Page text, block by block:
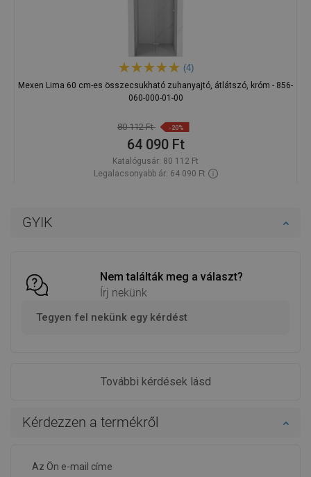
GYIK
Nem találták meg a választ?
Írj nekünk
Tegyen fel nekünk egy kérdést
További kérdések lásd
Kérdezzen a termékről
(4)
Mexen Lima 60 cm-es összecsukható zuhanyajtó, átlátszó, króm - 856-
060-000-01-00
80 112 Ft -20%
64 090 Ft
Katalógusár: 80 112 Ft
Legalacsonyabb ár: 64 090 Ft